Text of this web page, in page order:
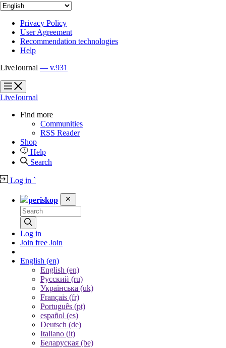
Privacy Policy
User Agreement
Recommendation technologies
Help
LiveJournal — v.931
?
?
LiveJournal
Find more
Communities
RSS Reader
Shop
Help
Search
Log in `
periskop
Log in
Join free Join
English (en)
English (en)
Русский (ru)
Українська (uk)
Français (fr)
Português (pt)
español (es)
Deutsch (de)
Italiano (it)
Беларуская (be)